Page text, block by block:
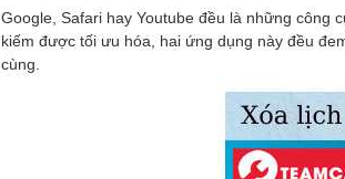
Google, Safari hay Youtube đều là những công
kiếm được tối ưu hóa, hai ứng dụng này đều
cùng.